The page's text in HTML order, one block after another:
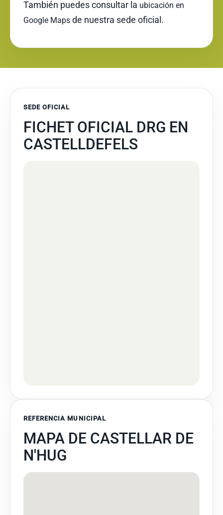
También puedes consultar la ubicación en
Google Maps de nuestra sede oficial.
SEDE OFICIAL
FICHET OFICIAL DRG EN
CASTELLDEFELS
REFERENCIA MUNICIPAL
MAPA DE CASTELLAR DE
N'HUG